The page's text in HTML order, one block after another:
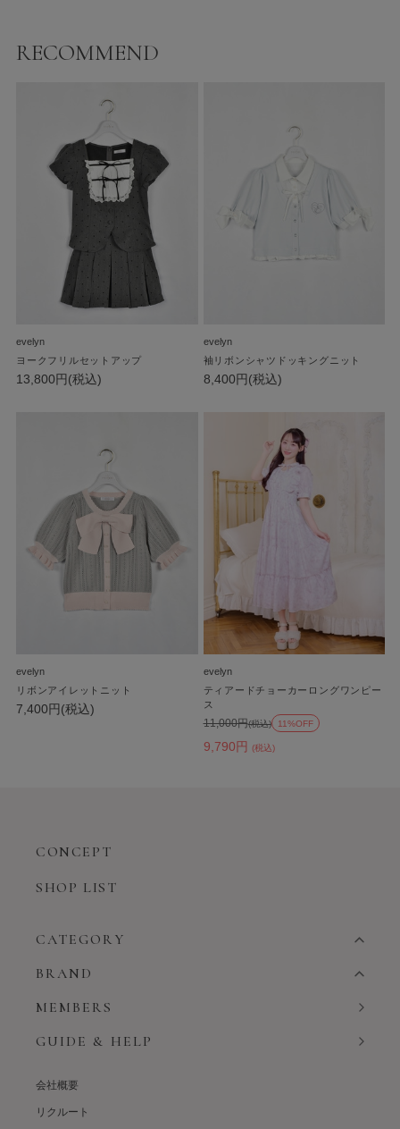
RECOMMEND
evelyn
ヨークフリルセットアップ
13,800円(税込)
evelyn
袖リボンシャツドッキングニット
8,400円(税込)
evelyn
リボンアイレットニット
7,400円(税込)
evelyn
ティアードチョーカーロングワンピー
ス
9,790円 (税込)
11,000円(税込) 11%OFF
CONCEPT
SHOP LIST
CATEGORY
BRAND
MEMBERS
GUIDE & HELP
会社概要
リクルート